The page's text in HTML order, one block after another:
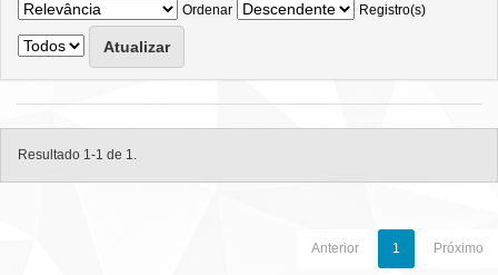
Ordenar
Registro(s)
Resultado 1-1 de 1.
Anterior 1 Próximo